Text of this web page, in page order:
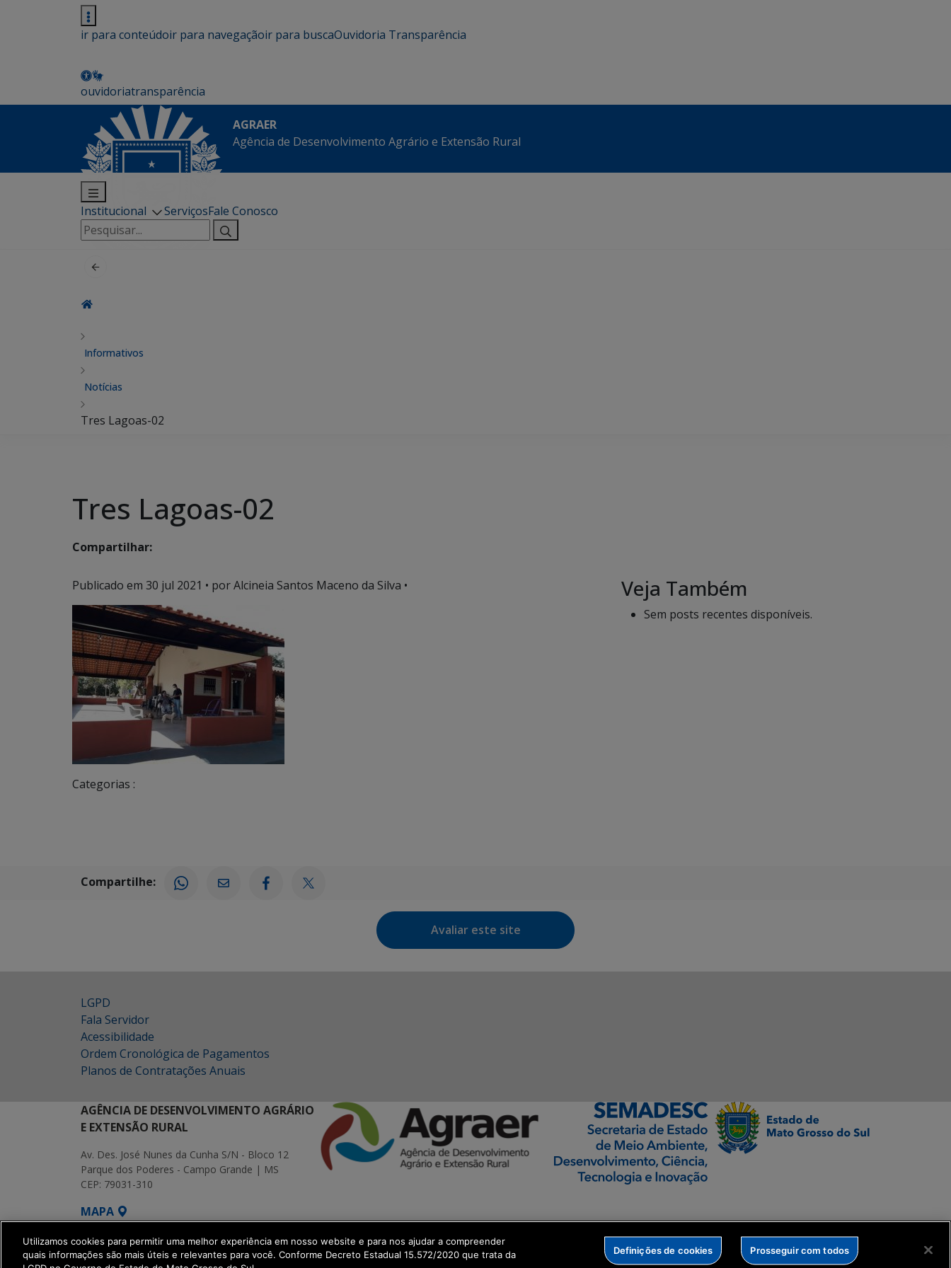
ir para conteúdoir para navegaçãoir para buscaOuvidoria Transparência
ouvidoriatransparência
AGRAER
Agência de Desenvolvimento Agrário e Extensão Rural
Institucional ServiçosFale Conosco
Pesquisar
por:
Informativos
Notícias
Tres Lagoas-02
Tres Lagoas-02
Compartilhar:
Publicado em 30 jul 2021 • por Alcineia Santos Maceno da Silva •
Categorias :
Veja Também
Sem posts recentes disponíveis.
Compartilhe:
Avaliar este site
LGPD
Fala Servidor
Acessibilidade
Ordem Cronológica de Pagamentos
Planos de Contratações Anuais
AGÊNCIA DE DESENVOLVIMENTO AGRÁRIO
E EXTENSÃO RURAL
Av. Des. José Nunes da Cunha S/N - Bloco 12
Parque dos Poderes - Campo Grande | MS
CEP: 79031-310
MAPA
SETDIG | Secretaria-Executiva de Transformação Digital
Utilizamos cookies para permitir uma melhor experiência em nosso website e para nos ajudar a compreender
quais informações são mais úteis e relevantes para você. Conforme Decreto Estadual 15.572/2020 que trata da
Definições de cookies Prosseguir com todos